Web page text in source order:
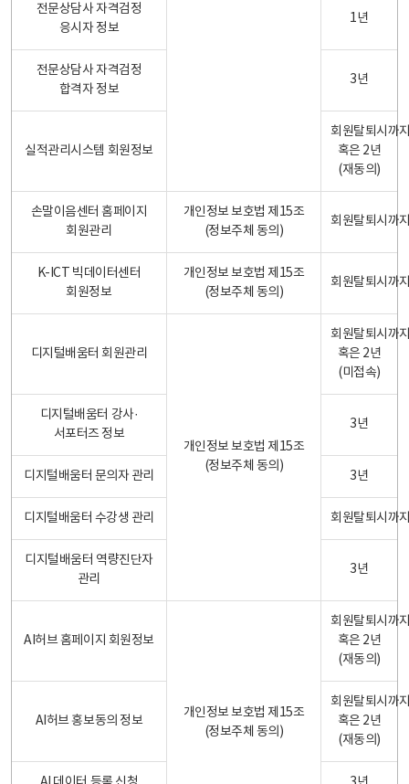
전문상담사 자격검정
응시자 정보
1년
전문상담사 자격검정
합격자 정보
3년
실적관리시스템 회원정보
회원탈퇴시까
혹은 2년
(재동의)
손말이음센터 홈페이지
회원관리
개인정보 보호법 제15조
(정보주체 동의)
회원탈퇴시까
K-ICT 빅데이터센터
회원정보
개인정보 보호법 제15조
(정보주체 동의)
회원탈퇴시까
디지털배움터 회원관리
개인정보 보호법 제15조
(정보주체 동의)
회원탈퇴시까
혹은 2년
(미접속)
디지털배움터 강사·
서포터즈 정보
3년
디지털배움터 문의자 관리 3년
디지털배움터 수강생 관리 회원탈퇴시까
디지털배움터 역량진단자
관리
3년
AI허브 홈페이지 회원정보
개인정보 보호법 제15조
(정보주체 동의)
회원탈퇴시까
혹은 2년
(재동의)
AI허브 홍보동의 정보
회원탈퇴시까
혹은 2년
(재동의)